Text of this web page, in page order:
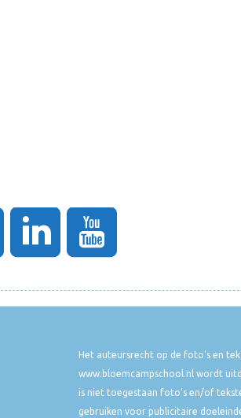
Het auteursrecht op de foto's en
www.bloemcampschool.nl wordt
is niet toegestaan foto's en/of
gebruiken voor publicitaire